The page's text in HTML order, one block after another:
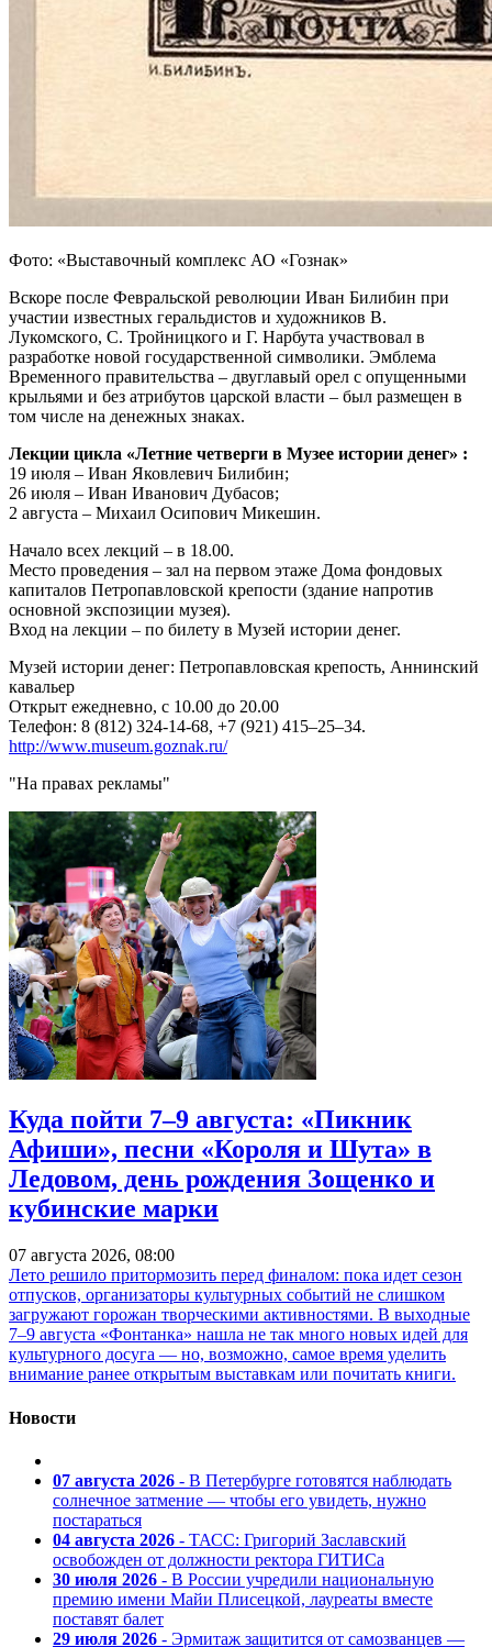
Фото: «Выставочный комплекс АО «Гознак»
Вскоре после Февральской революции Иван Билибин при
участии известных геральдистов и художников В.
Лукомского, С. Тройницкого и Г. Нарбута участвовал в
разработке новой государственной символики. Эмблема
Временного правительства – двуглавый орел с опущенными
крыльями и без атрибутов царской власти – был размещен в
том числе на денежных знаках.
Лекции цикла «Летние четверги в Музее истории денег» :
19 июля – Иван Яковлевич Билибин;
26 июля – Иван Иванович Дубасов;
2 августа – Михаил Осипович Микешин.
Начало всех лекций – в 18.00.
Место проведения – зал на первом этаже Дома фондовых
капиталов Петропавловской крепости (здание напротив
основной экспозиции музея).
Вход на лекции – по билету в Музей истории денег.
Музей истории денег: Петропавловская крепость, Аннинский
кавальер
Открыт ежедневно, с 10.00 до 20.00
Телефон: 8 (812) 324-14-68, +7 (921) 415–25–34.
http://www.museum.goznak.ru/
"На правах рекламы"
Куда пойти 7–9 августа: «Пикник
Афиши», песни «Короля и Шута» в
Ледовом, день рождения Зощенко и
кубинские марки
07 августа 2026, 08:00
Лето решило притормозить перед финалом: пока идет сезон
отпусков, организаторы культурных событий не слишком
загружают горожан творческими активностями. В выходные
7–9 августа «Фонтанка» нашла не так много новых идей для
культурного досуга — но, возможно, самое время уделить
внимание ранее открытым выставкам или почитать книги.
Новости
07 августа 2026 - В Петербурге готовятся наблюдать
солнечное затмение — чтобы его увидеть, нужно
постараться
04 августа 2026 - ТАСС: Григорий Заславский
освобожден от должности ректора ГИТИСа
30 июля 2026 - В России учредили национальную
премию имени Майи Плисецкой, лауреаты вместе
поставят балет
29 июля 2026 - Эрмитаж защитится от самозванцев —